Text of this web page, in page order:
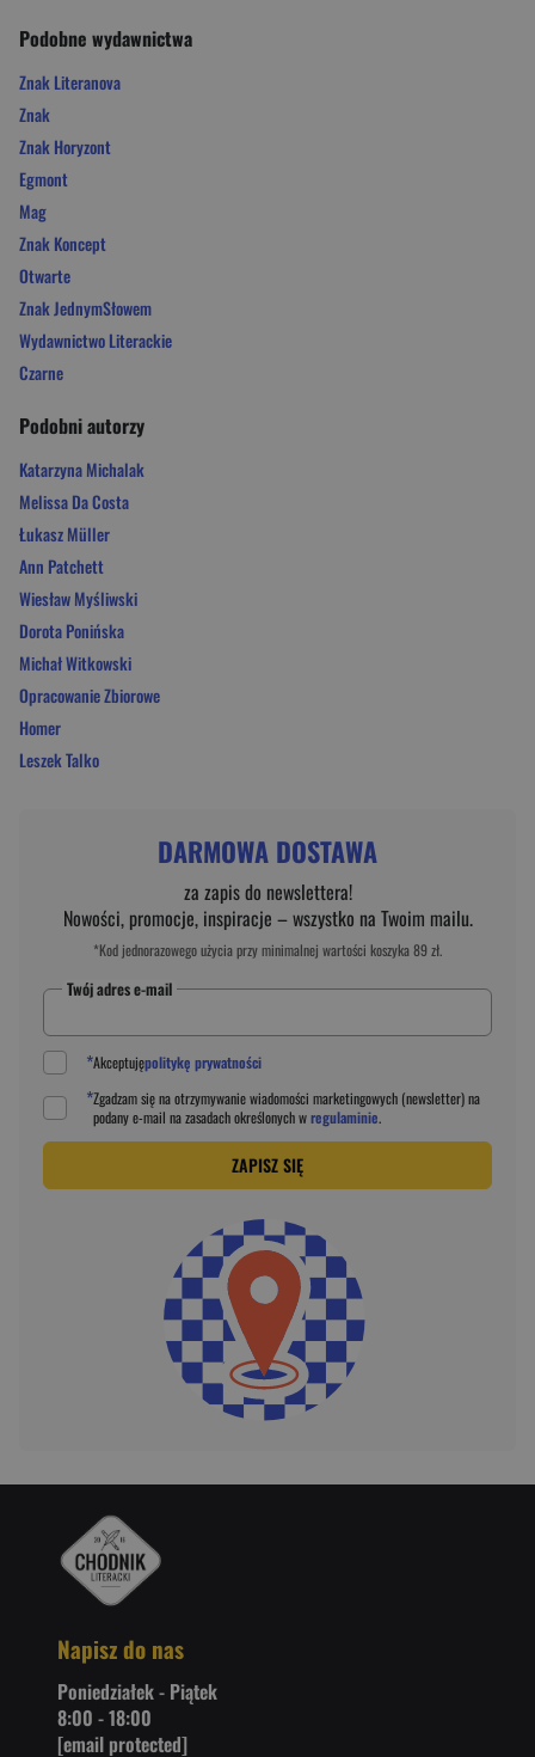
Podobne wydawnictwa
Znak Literanova
Znak
Znak Horyzont
Egmont
Mag
Znak Koncept
Otwarte
Znak JednymSłowem
Wydawnictwo Literackie
Czarne
Podobni autorzy
Katarzyna Michalak
Melissa Da Costa
Łukasz Müller
Ann Patchett
Wiesław Myśliwski
Dorota Ponińska
Michał Witkowski
Opracowanie Zbiorowe
Homer
Leszek Talko
DARMOWA DOSTAWA
za zapis do newslettera!
Nowości, promocje, inspiracje – wszystko na Twoim mailu.
*Kod jednorazowego użycia przy minimalnej wartości koszyka 89 zł.
Twój adres e-mail
*Akceptujępolitykę prywatności
*Zgadzam się na otrzymywanie wiadomości marketingowych (newsletter) na
podanye-mail na zasadach określonych wregulaminie.
ZAPISZ SIĘ
Napisz do nas
Poniedziałek - Piątek
8:00 - 18:00
[email protected]